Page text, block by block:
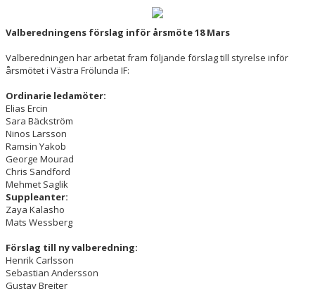
Valberedningens förslag inför årsmöte 18 Mars
Valberedningen har arbetat fram följande förslag till styrelse inför
årsmötet i Västra Frölunda IF:
Ordinarie ledamöter:
Elias Ercin
Sara Bäckström
Ninos Larsson
Ramsin Yakob
George Mourad
Chris Sandford
Mehmet Saglik
Suppleanter:
Zaya Kalasho
Mats Wessberg
Förslag till ny valberedning:
Henrik Carlsson
Sebastian Andersson
Gustav Breiter